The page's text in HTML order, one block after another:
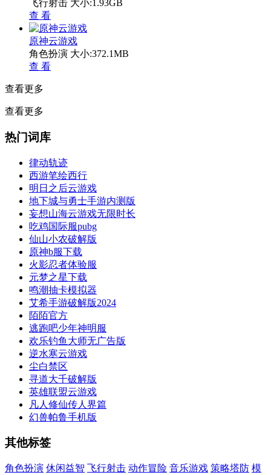
飞行射击 大小:1.93GB
查 看
原神云游戏
角色扮演 大小:372.1MB
查 看
查看更多
查看更多
热门词库
律动轨迹
西游笔绘西行
明日之后云游戏
地下城与勇士手游内测版
妄想山海云游戏无限时长
吃鸡国际服pubg
仙山小农破解版
原神b服下载
火影忍者体验服
元梦之星下载
鸣潮抽卡模拟器
艾希手游破解版2024
陌陌官方
逃跑吧少年神明服
欢乐钓鱼大师无广告版
逆水寒云游戏
尘白禁区
寻道大千破解版
英雄联盟云游戏
凡人修仙传人界篇
幻兽帕鲁手机版
其他标签
角色扮演 休闲益智 飞行射击 动作冒险 音乐游戏 策略塔防 模